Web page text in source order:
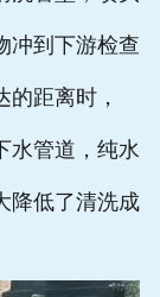
冲到下游检查
距离时，
管道，纯水
降低了清洗成